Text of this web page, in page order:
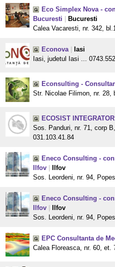
Eco Simplex Nova -
Bucuresti
Bucuresti
Calea Vacaresti, nr. 342,
Econova
Iasi
Iasi, judetul Iasi ...
Econsulting -
Str. Nicolae Filimon, nr. 28,
ECOSIST INTEGRATOR
Sos. Panduri, nr. 71, corp
031.103.41.84
Eneco Consulting -
Ilfov
Ilfov
Sos. Leordeni, nr. 94,
Eneco Consulting -
Ilfov
Ilfov
Sos. Leordeni, nr. 94,
EPC Consultanta de
Calea Floreasca, nr. 60,